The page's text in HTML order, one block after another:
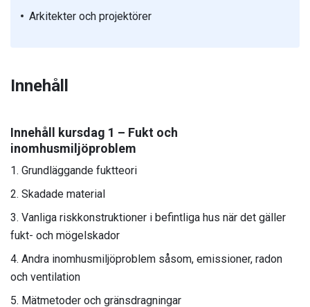
Arkitekter och projektörer
Innehåll
Innehåll kursdag 1 – Fukt och
inomhusmiljöproblem
Grundläggande fuktteori
Skadade material
Vanliga riskkonstruktioner i befintliga hus när det gäller
fukt- och mögelskador
Andra inomhusmiljöproblem såsom, emissioner, radon
och ventilation
Mätmetoder och gränsdragningar